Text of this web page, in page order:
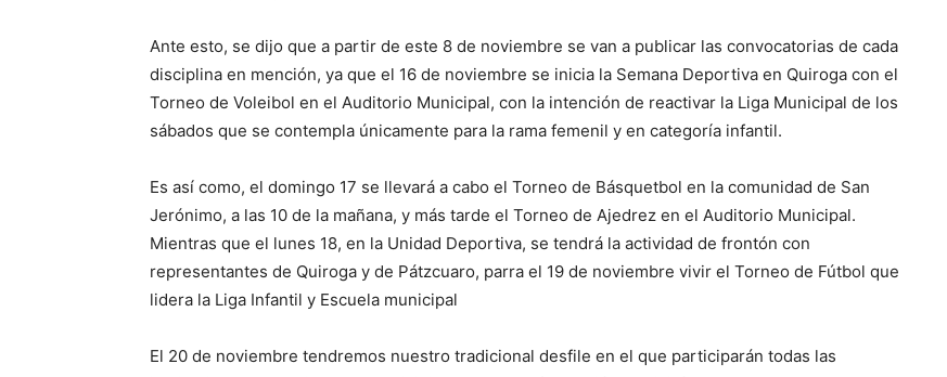
Ante esto, se dijo que a partir de este 8 de noviembre se van a publicar las convocatorias de cada
disciplina en mención, ya que el 16 de noviembre se inicia la Semana Deportiva en Quiroga con el
Torneo de Voleibol en el Auditorio Municipal, con la intención de reactivar la Liga Municipal de los
sábados que se contempla únicamente para la rama femenil y en categoría infantil.
Es así como, el domingo 17 se llevará a cabo el Torneo de Básquetbol en la comunidad de San
Jerónimo, a las 10 de la mañana, y más tarde el Torneo de Ajedrez en el Auditorio Municipal.
Mientras que el lunes 18, en la Unidad Deportiva, se tendrá la actividad de frontón con
representantes de Quiroga y de Pátzcuaro, parra el 19 de noviembre vivir el Torneo de Fútbol que
lidera la Liga Infantil y Escuela municipal
El 20 de noviembre tendremos nuestro tradicional desfile en el que participarán todas las